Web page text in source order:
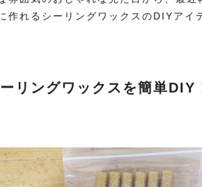
作れるシーリングワックスのDIYアイ
リングワックスを簡単DIY